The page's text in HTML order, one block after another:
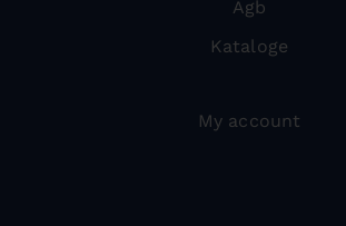
Agb
Kataloge
My account